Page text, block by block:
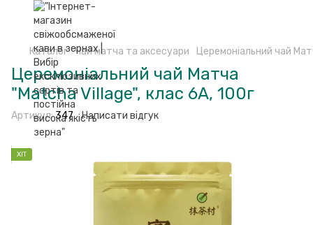
Каталог Чай матча та аксесуари Церемоніальний чай
Церемоніальний чай Матча
"Matcha Village", клас 6А, 100г
Артикул:347 Написати відгук
ХІТ